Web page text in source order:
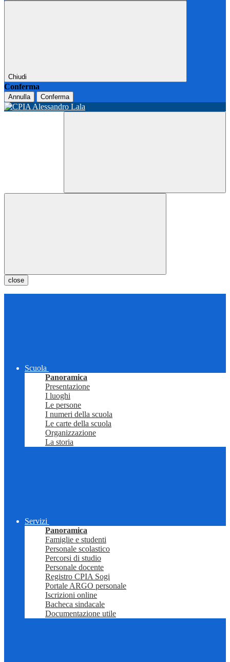
Chiudi
Conferma
Annulla Conferma
close
Scuola
Panoramica
Presentazione
I luoghi
Le persone
I numeri della scuola
Le carte della scuola
Organizzazione
La storia
Servizi
Panoramica
Famiglie e studenti
Personale scolastico
Percorsi di studio
Personale docente
Registro CPIA Sogi
Portale ARGO personale
Iscrizioni online
Bacheca sindacale
Documentazione utile